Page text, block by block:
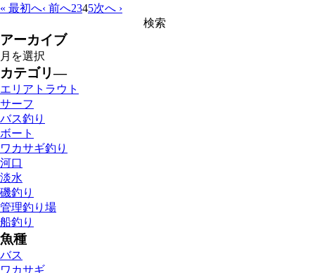
« 最初へ‹ 前へ2345次へ ›
アーカイブ
カテゴリ―
エリアトラウト
サーフ
バス釣り
ボート
ワカサギ釣り
河口
淡水
磯釣り
管理釣り場
船釣り
魚種
バス
ワカサギ